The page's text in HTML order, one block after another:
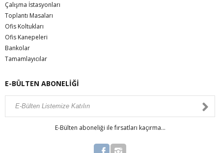
Çalışma İstasyonları
Toplantı Masaları
Ofis Koltukları
Ofis Kanepeleri
Bankolar
Tamamlayıcılar
E-BÜLTEN ABONELİĞİ
E-Bülten aboneliği ile fırsatları kaçırma...